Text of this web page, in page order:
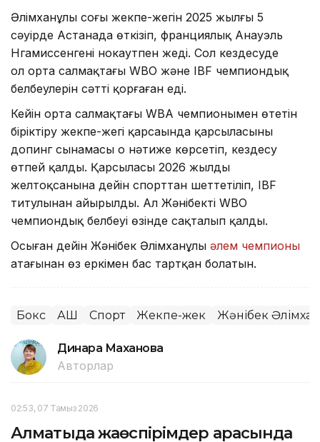
Әлімханұлы соңғы жекпе-жегін 2025 жылғы 5
сәуірде Астанада өткізіп, франциялық Анауэль
Нгамиссенгені нокаутпен жеңді. Сол кездесуде
ол орта салмақтағы WBO және IBF чемпиондық
белбеулерін сәтті қорғаған еді.
Кейін орта салмақтағы WBA чемпионымен өтетін
біріктіру жекпе-жегі қарсаңында қарсыласының
допинг сынамасы оң нәтиже көрсетіп, кездесу
өтпей қалды. Қарсыласы 2026 жылдың
желтоқсанына дейін спорттан шеттетіліп, IBF
титулынан айырылды. Ал Жәнібектің WBO
чемпиондық белбеуі өзінде сақталып қалды.
Осыған дейін Жәнібек Әлімханұлы әлем чемпионы
атағынан өз еркімен бас тартқан болатын.
Бокс АҚШ Спорт Жекпе-жек Жәнібек
Динара Маханова
Авторлар
02:53, 07 Тамыз 2026
Алматыда жаөспірімдер арасында